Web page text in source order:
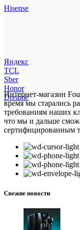
Hisense
Яндекс
TCL
Sber
Honor
Dreame
Интернет-магазин
время мы старались
требованиям наших
что мы и дальше
сертифицированным
Свежие новости